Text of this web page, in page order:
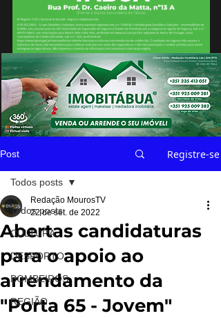
Post Registre-se
Todos posts
CULTURA
DESPORTO
BOMBEIROS
REGIÃO
Todos posts
Abertas candidaturas
para o apoio ao
arrendamento da
"Porta 65 - Jovem"
Redação MourosTV
22 de set. de 2022